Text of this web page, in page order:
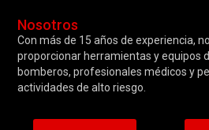
Nosotros
Con más de 15 años de experiencia,
proporcionar herramientas y equipos
bomberos, profesionales médicos y
actividades de alto riesgo.